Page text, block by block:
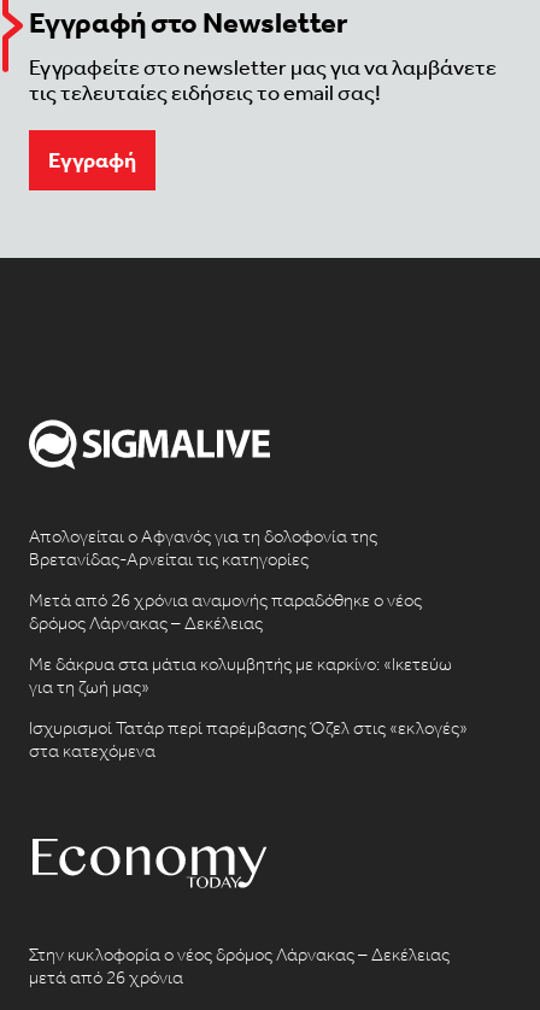
Εγγραφή στο Newsletter
Εγγραφείτε στο newsletter μας για να λαμβάνετε
τις τελευταίες ειδήσεις το email σας!
Eγγραφή
Απολογείται ο Αφγανός για τη δολοφονία της
Βρετανίδας-Αρνείται τις κατηγορίες
Μετά από 26 χρόνια αναμονής παραδόθηκε ο νέος
δρόμος Λάρνακας – Δεκέλειας
Με δάκρυα στα μάτια κολυμβητής με καρκίνο: «Ικετεύω
για τη ζωή μας»
Ισχυρισμοί Τατάρ περί παρέμβασης Όζελ στις «εκλογές»
στα κατεχόμενα
Στην κυκλοφορία ο νέος δρόμος Λάρνακας – Δεκέλειας
μετά από 26 χρόνια